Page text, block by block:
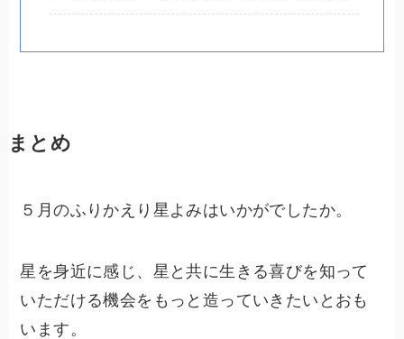
まとめ
５月のふりかえり星よみはいかがでしたか。
星を身近に感じ、星と共に生きる喜びを知って
いただける機会をもっと造っていきたいとおも
います。